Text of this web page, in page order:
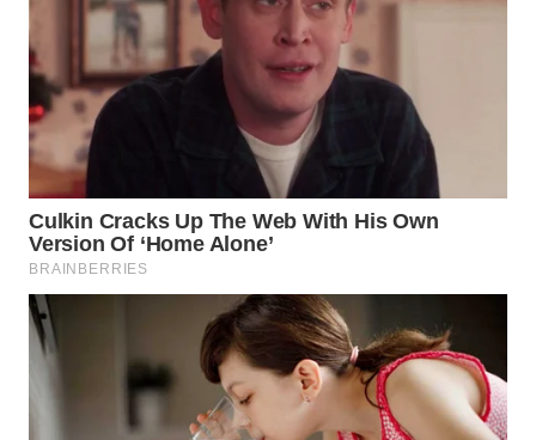
INDRAMAYU
WN
KUNINGAN
WN
MAJALENGKA
SUBANG
SUKABUMI